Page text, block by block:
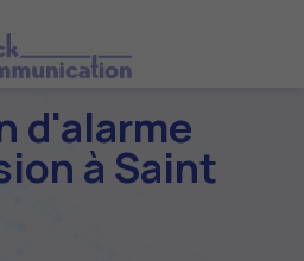
d'alarme
à Saint